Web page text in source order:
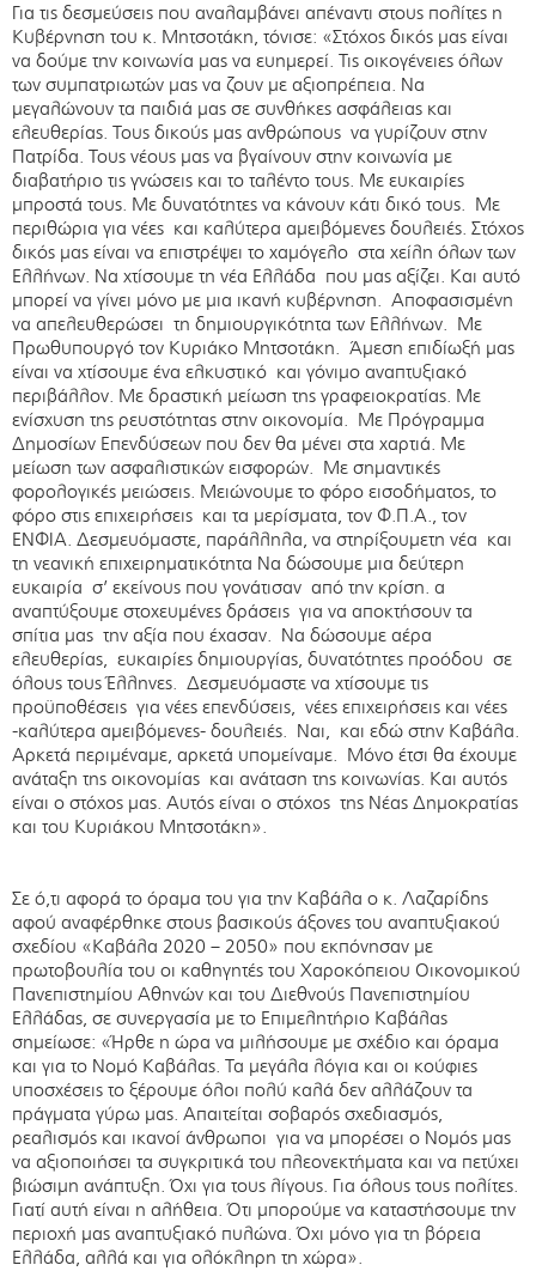
Για τις δεσμεύσεις που αναλαμβάνει απέναντι στους πολίτες η
Κυβέρνηση του κ. Μητσοτάκη, τόνισε: «Στόχος δικός μας είναι
να δούμε την κοινωνία μας να ευημερεί. Τις οικογένειες όλων
των συμπατριωτών μας να ζουν με αξιοπρέπεια. Να
μεγαλώνουν τα παιδιά μας σε συνθήκες ασφάλειας και
ελευθερίας. Τους δικούς μας ανθρώπους να γυρίζουν στην
Πατρίδα. Τους νέους μας να βγαίνουν στην κοινωνία με
διαβατήριο τις γνώσεις και το ταλέντο τους. Με ευκαιρίες
μπροστά τους. Με δυνατότητες να κάνουν κάτι δικό τους. Με
περιθώρια για νέες και καλύτερα αμειβόμενες δουλειές. Στόχος
δικός μας είναι να επιστρέψει το χαμόγελο στα χείλη όλων των
Ελλήνων. Να χτίσουμε τη νέα Ελλάδα που μας αξίζει. Και αυτό
μπορεί να γίνει μόνο με μια ικανή κυβέρνηση. Αποφασισμένη
να απελευθερώσει τη δημιουργικότητα των Ελλήνων. Με
Πρωθυπουργό τον Κυριάκο Μητσοτάκη. Άμεση επιδίωξή μας
είναι να χτίσουμε ένα ελκυστικό και γόνιμο αναπτυξιακό
περιβάλλον. Με δραστική μείωση της γραφειοκρατίας. Με
ενίσχυση της ρευστότητας στην οικονομία. Με Πρόγραμμα
Δημοσίων Επενδύσεων που δεν θα μένει στα χαρτιά. Με
μείωση των ασφαλιστικών εισφορών. Με σημαντικές
φορολογικές μειώσεις. Μειώνουμε το φόρο εισοδήματος, το
φόρο στις επιχειρήσεις και τα μερίσματα, τον Φ.Π.Α., τον
ΕΝΦΙΑ. Δεσμευόμαστε, παράλληλα, να στηρίξουμετη νέα και
τη νεανική επιχειρηματικότητα Να δώσουμε μια δεύτερη
ευκαιρία σ’ εκείνους που γονάτισαν από την κρίση. α
αναπτύξουμε στοχευμένες δράσεις για να αποκτήσουν τα
σπίτια μας την αξία που έχασαν. Να δώσουμε αέρα
ελευθερίας, ευκαιρίες δημιουργίας, δυνατότητες προόδου σε
όλους τους Έλληνες. Δεσμευόμαστε να χτίσουμε τις
προϋποθέσεις για νέες επενδύσεις, νέες επιχειρήσεις και νέες
-καλύτερα αμειβόμενες- δουλειές. Ναι, και εδώ στην Καβάλα.
Αρκετά περιμέναμε, αρκετά υπομείναμε. Μόνο έτσι θα έχουμε
ανάταξη της οικονομίας και ανάταση της κοινωνίας. Και αυτός
είναι ο στόχος μας. Αυτός είναι ο στόχος της Νέας Δημοκρατίας
και του Κυριάκου Μητσοτάκη».
Σε ό,τι αφορά το όραμα του για την Καβάλα ο κ. Λαζαρίδης
αφού αναφέρθηκε στους βασικούς άξονες του αναπτυξιακού
σχεδίου «Καβάλα 2020 – 2050» που εκπόνησαν με
πρωτοβουλία του οι καθηγητές του Χαροκόπειου Οικονομικού
Πανεπιστημίου Αθηνών και του Διεθνούς Πανεπιστημίου
Ελλάδας, σε συνεργασία με το Επιμελητήριο Καβάλας
σημείωσε: «Ήρθε η ώρα να μιλήσουμε με σχέδιο και όραμα
και για το Νομό Καβάλας. Τα μεγάλα λόγια και οι κούφιες
υποσχέσεις το ξέρουμε όλοι πολύ καλά δεν αλλάζουν τα
πράγματα γύρω μας. Απαιτείται σοβαρός σχεδιασμός,
ρεαλισμός και ικανοί άνθρωποι για να μπορέσει ο Νομός μας
να αξιοποιήσει τα συγκριτικά του πλεονεκτήματα και να πετύχει
βιώσιμη ανάπτυξη. Όχι για τους λίγους. Για όλους τους πολίτες.
Γιατί αυτή είναι η αλήθεια. Ότι μπορούμε να καταστήσουμε την
περιοχή μας αναπτυξιακό πυλώνα. Όχι μόνο για τη βόρεια
Ελλάδα, αλλά και για ολόκληρη τη χώρα».